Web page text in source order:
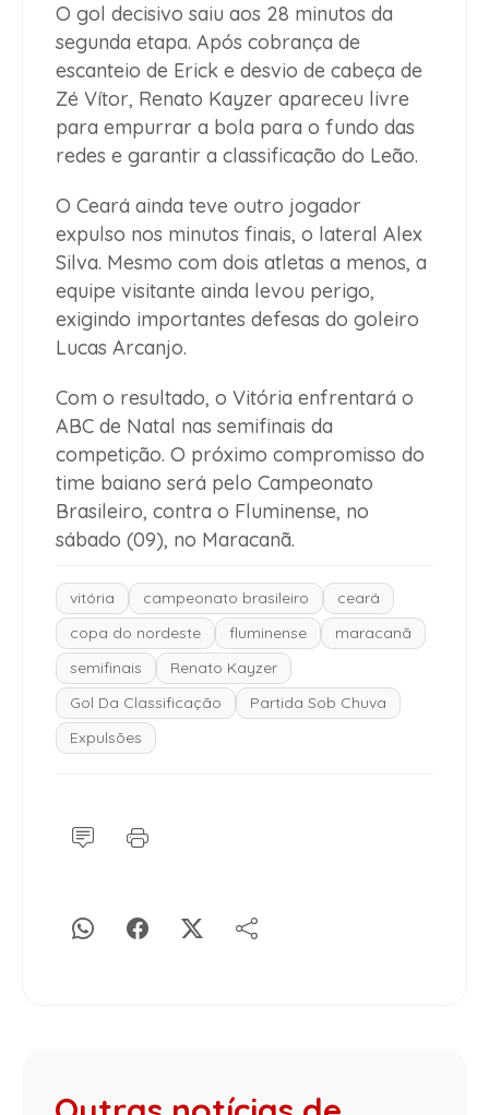
O gol decisivo saiu aos 28 minutos da
segunda etapa. Após cobrança de
escanteio de Erick e desvio de cabeça de
Zé Vítor, Renato Kayzer apareceu livre
para empurrar a bola para o fundo das
redes e garantir a classificação do Leão.
O Ceará ainda teve outro jogador
expulso nos minutos finais, o lateral Alex
Silva. Mesmo com dois atletas a menos, a
equipe visitante ainda levou perigo,
exigindo importantes defesas do goleiro
Lucas Arcanjo.
Com o resultado, o Vitória enfrentará o
ABC de Natal nas semifinais da
competição. O próximo compromisso do
time baiano será pelo Campeonato
Brasileiro, contra o Fluminense, no
sábado (09), no Maracanã.
vitória campeonato brasileiro
ceará
copa do nordeste
fluminense
maracanã
semifinais
Renato Kayzer
Gol Da Classificação
Partida Sob Chuva
Expulsões